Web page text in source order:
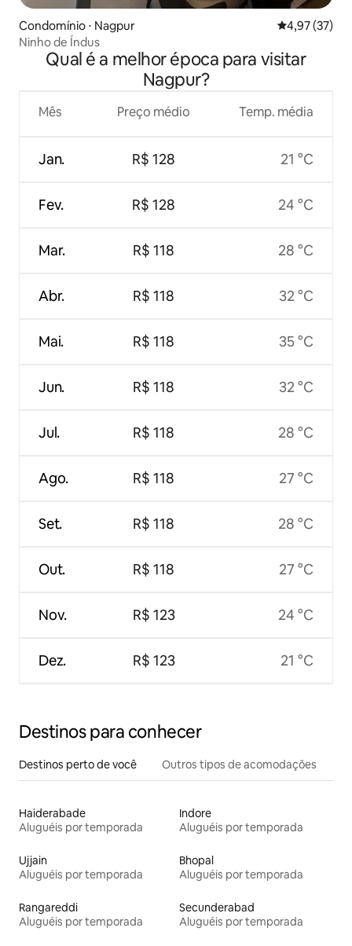
Condomínio ⋅ Nagpur 4,97 de uma
4,97 (37)
Ninho de Índus
Qual é a melhor época para visitar
Nagpur?
Mês
Jan.
Fev.
Mar.
Abr.
Mai.
Jun.
Jul.
Ago.
Set.
Out.
Nov.
Dez.
Preço médio
R$ 128
R$ 128
R$ 118
R$ 118
R$ 118
R$ 118
R$ 118
R$ 118
R$ 118
R$ 118
R$ 123
R$ 123
Temp. média
21 °C
24 °C
28 °C
32 °C
35 °C
32 °C
28 °C
27 °C
28 °C
27 °C
24 °C
21 °C
Destinos para conhecer
Destinos perto de você Outros tipos de acomodações
Haiderabade
Aluguéis por temporada
Indore
Aluguéis por temporada
Ujjain
Aluguéis por temporada
Bhopal
Aluguéis por temporada
Rangareddi
Aluguéis por temporada
Secunderabad
Aluguéis por temporada